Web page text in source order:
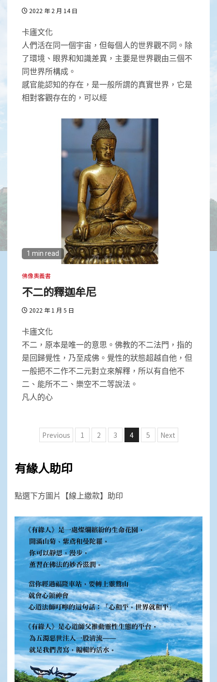
2022 年 2 月 14 日
卡廬文化
人們活在同一個宇宙，但每個人的世界觀不同。除
了環境、眼界和知識差異，主要是世界觀由三個不
同世界所構成。
感官能認知的存在，是一般所謂的真實世界，它是
相對客觀存在的，可以經
1 min read
佛像奧義書
不二的釋迦牟尼
2022 年 1 月 5 日
卡廬文化
不二，原本是唯一的意思。佛教的不二法門，指的
是回歸覺性，乃至成佛。覺性的狀態超越自他，但
一般把不二作不二元對立來解釋，所以有自他不
二、能所不二、樂空不二等說法。
凡人的心
文
分
Previous 1 2 3 4 5 Next
有緣人助印
點選下方圖片【線上繳款】助印